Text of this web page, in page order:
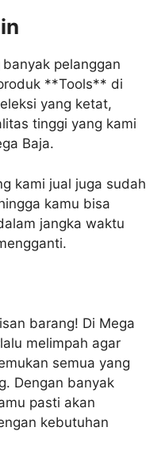
pelanggan
**Tools** di
yang ketat,
tinggi yang kami
Baja.
kami jual juga sudah
kamu bisa
jangka waktu
barang! Di Mega
melimpah agar
semua yang
Dengan banyak
pasti akan
kebutuhan